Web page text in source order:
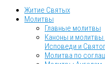
Житие Святых
Молитвы
Главные молитвы
Каноны и молитвы
Исповеди и
Молитва по